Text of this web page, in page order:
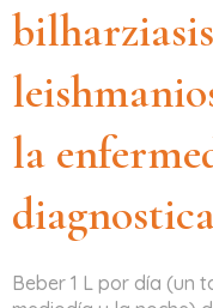
la
Beber 1 L por día (un